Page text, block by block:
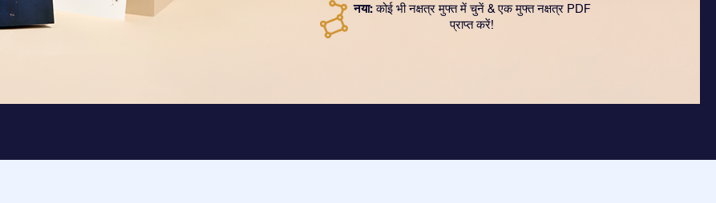
नया:कोई भी नक्षत्र मुफ्त में चुनें & एक मुफ्त नक्षत्र PDF
प्राप्त करें!